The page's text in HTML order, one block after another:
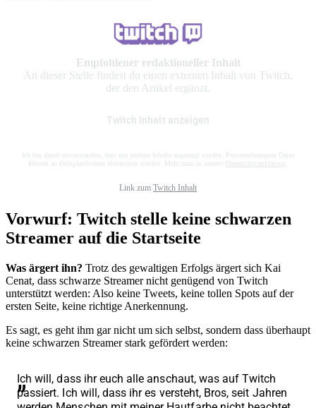
Empfohlener redaktioneller Inhalt
An dieser Stelle findest du einen externen Inhalt von Twitch,
der den Artikel ergänzt.
Twitch Inhalt anzeigen
Ich bin damit einverstanden, dass mir externe Inhalte angezeigt werden. Personenbezogene Daten
können an Drittplattformen übermittelt werden. Mehr dazu in unserer Datenschutzerklärung
Link zum Twitch Inhalt
Vorwurf: Twitch stelle keine schwarzen
Streamer auf die Startseite
Was ärgert ihn? Trotz des gewaltigen Erfolgs ärgert sich Kai
Cenat, dass schwarze Streamer nicht genügend von Twitch
unterstützt werden: Also keine Tweets, keine tollen Spots auf der
ersten Seite, keine richtige Anerkennung.
Es sagt, es geht ihm gar nicht um sich selbst, sondern dass überhaupt
keine schwarzen Streamer stark gefördert werden:
Ich will, dass ihr euch alle anschaut, was auf Twitch
passiert. Ich will, dass ihr es versteht, Bros, seit Jahren